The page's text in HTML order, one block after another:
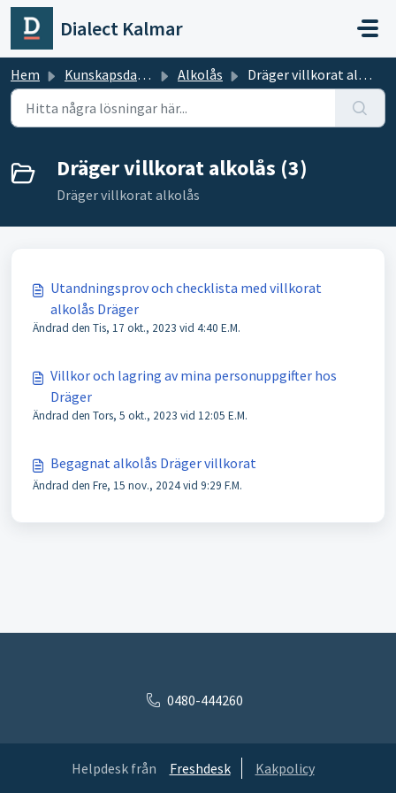
Hoppa över till huvudinnehåll
Dialect Kalmar
Hem Kunskapsdatabas Alkolås Dräger villkorat alkolås
Dräger villkorat alkolås (3)
Dräger villkorat alkolås
Utandningsprov och checklista med villkorat
alkolås Dräger
Ändrad den Tis, 17 okt., 2023 vid 4:40 E.M.
Villkor och lagring av mina personuppgifter hos
Dräger
Ändrad den Tors, 5 okt., 2023 vid 12:05 E.M.
Begagnat alkolås Dräger villkorat
Ändrad den Fre, 15 nov., 2024 vid 9:29 F.M.
0480-444260
Helpdesk från Freshdesk Kakpolicy